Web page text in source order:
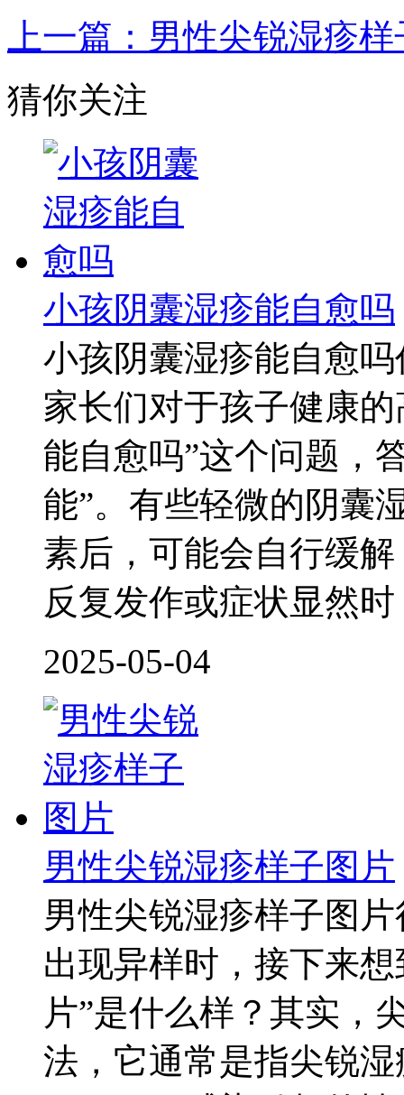
上一篇：男性尖锐湿疹
猜你关注
小孩阴囊湿疹能自愈吗
小孩阴囊湿疹能自愈
家长们对于孩子健康
能自愈吗”这个问题，
能”。有些轻微的阴囊
素后，可能会自行缓
反复发作或症状显然
2025-05-04
男性尖锐湿疹样子图片
男性尖锐湿疹样子图
出现异样时，接下来
片”是什么样？其实，
法，它通常是指尖锐